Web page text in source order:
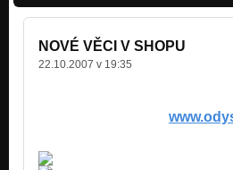
NOVÉ VĚCI V SHOPU
22.10.2007 v 19:35